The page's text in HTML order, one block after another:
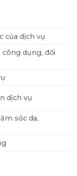
của dịch vụ
công dụng, đối
dịch vụ
sóc da,